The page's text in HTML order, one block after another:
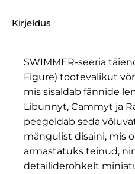
Kirjeldus
SWIMMER-seeria
Figure) tootevalikut
mis sisaldab fännide
Libunnyt, Cammyt ja
peegeldab seda
mängulist disaini, mis
armastatuks teinud,
detailiderohkelt